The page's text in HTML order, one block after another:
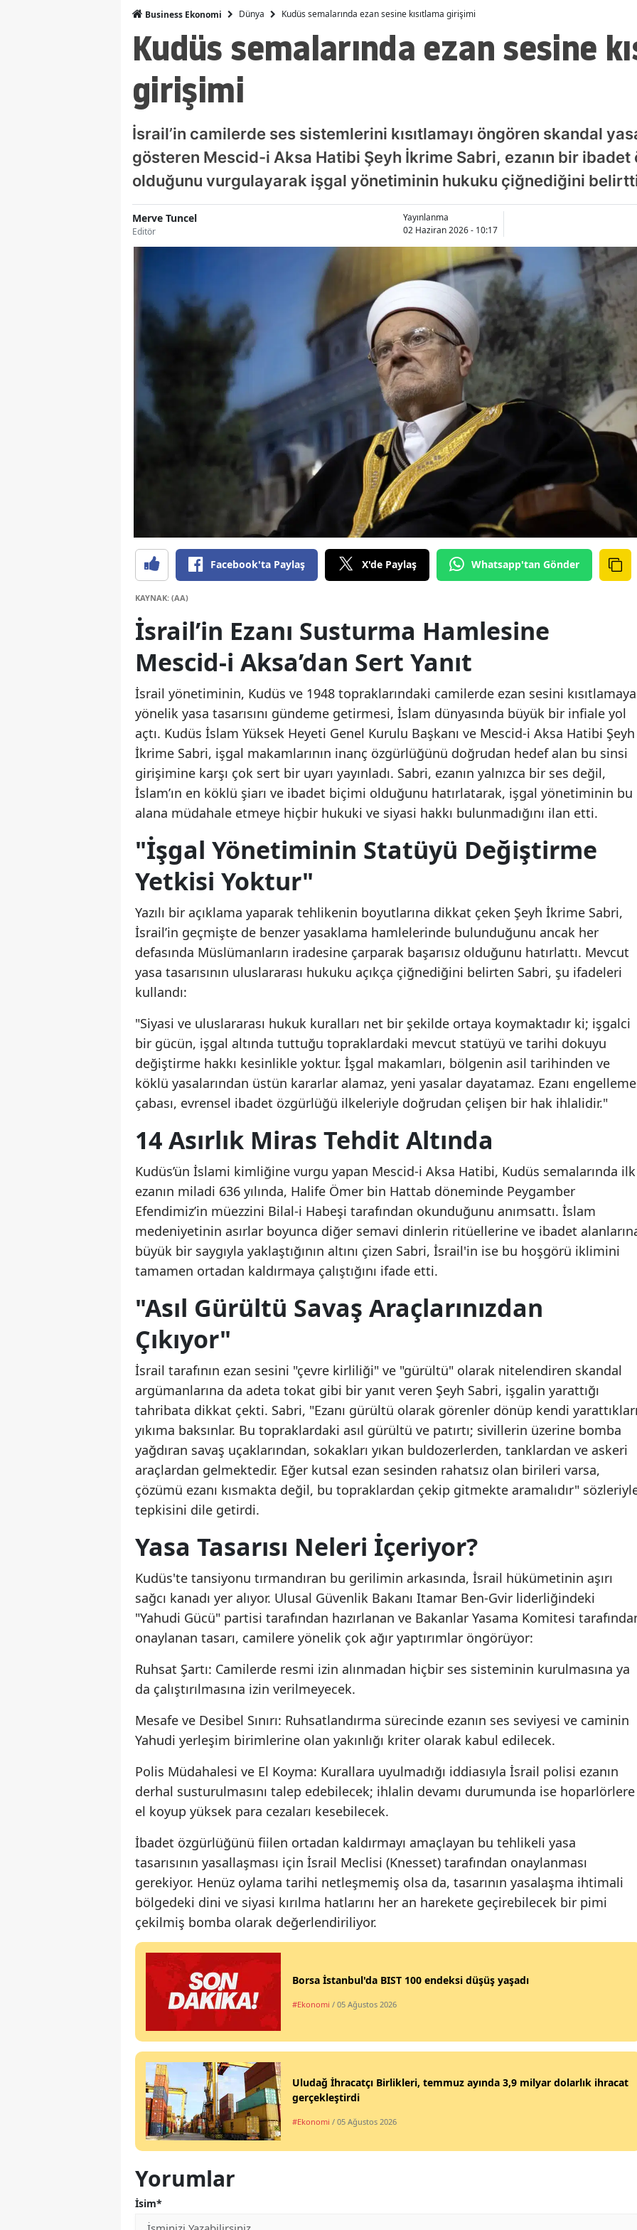
Business Ekonomi Dünya Kudüs semalarında ezan sesine kısıtlama girişimi
Kudüs semalarında ezan sesine
girişimi
İsrail’in camilerde ses sistemlerini kısıtlamayı öngören skandal
gösteren Mescid-i Aksa Hatibi Şeyh İkrime Sabri, ezanın bir ibadet
olduğunu vurgulayarak işgal yönetiminin hukuku çiğnediğini
Merve Tuncel
Editör
Yayınlanma
02 Haziran 2026 - 10:17
Facebook'ta Paylaş X'de Paylaş Whatsapp'tan Gönder
KAYNAK: (AA)
İsrail’in Ezanı Susturma Hamlesine
Mescid-i Aksa’dan Sert Yanıt
İsrail yönetiminin, Kudüs ve 1948 topraklarındaki camilerde ezan sesini kısıtlamaya
yönelik yasa tasarısını gündeme getirmesi, İslam dünyasında büyük bir infiale yol
açtı. Kudüs İslam Yüksek Heyeti Genel Kurulu Başkanı ve Mescid-i Aksa Hatibi Şeyh
İkrime Sabri, işgal makamlarının inanç özgürlüğünü doğrudan hedef alan bu sinsi
girişimine karşı çok sert bir uyarı yayınladı. Sabri, ezanın yalnızca bir ses değil,
İslam’ın en köklü şiarı ve ibadet biçimi olduğunu hatırlatarak, işgal yönetiminin bu
alana müdahale etmeye hiçbir hukuki ve siyasi hakkı bulunmadığını ilan etti.
"İşgal Yönetiminin Statüyü Değiştirme
Yetkisi Yoktur"
Yazılı bir açıklama yaparak tehlikenin boyutlarına dikkat çeken Şeyh İkrime Sabri,
İsrail’in geçmişte de benzer yasaklama hamlelerinde bulunduğunu ancak her
defasında Müslümanların iradesine çarparak başarısız olduğunu hatırlattı. Mevcut
yasa tasarısının uluslararası hukuku açıkça çiğnediğini belirten Sabri, şu ifadeleri
kullandı:
"Siyasi ve uluslararası hukuk kuralları net bir şekilde ortaya koymaktadır ki; işgalci
bir gücün, işgal altında tuttuğu topraklardaki mevcut statüyü ve tarihi dokuyu
değiştirme hakkı kesinlikle yoktur. İşgal makamları, bölgenin asil tarihinden ve
köklü yasalarından üstün kararlar alamaz, yeni yasalar dayatamaz. Ezanı engelleme
çabası, evrensel ibadet özgürlüğü ilkeleriyle doğrudan çelişen bir hak ihlalidir."
14 Asırlık Miras Tehdit Altında
Kudüs’ün İslami kimliğine vurgu yapan Mescid-i Aksa Hatibi, Kudüs semalarında ilk
ezanın miladi 636 yılında, Halife Ömer bin Hattab döneminde Peygamber
Efendimiz’in müezzini Bilal-i Habeşi tarafından okunduğunu anımsattı. İslam
medeniyetinin asırlar boyunca diğer semavi dinlerin ritüellerine ve ibadet
büyük bir saygıyla yaklaştığının altını çizen Sabri, İsrail'in ise bu hoşgörü iklimini
tamamen ortadan kaldırmaya çalıştığını ifade etti.
"Asıl Gürültü Savaş Araçlarınızdan
Çıkıyor"
İsrail tarafının ezan sesini "çevre kirliliği" ve "gürültü" olarak nitelendiren skandal
argümanlarına da adeta tokat gibi bir yanıt veren Şeyh Sabri, işgalin yarattığı
tahribata dikkat çekti. Sabri, "Ezanı gürültü olarak görenler dönüp kendi
yıkıma baksınlar. Bu topraklardaki asıl gürültü ve patırtı; sivillerin üzerine bomba
yağdıran savaş uçaklarından, sokakları yıkan buldozerlerden, tanklardan ve askeri
araçlardan gelmektedir. Eğer kutsal ezan sesinden rahatsız olan birileri varsa,
çözümü ezanı kısmakta değil, bu topraklardan çekip gitmekte aramalıdır"
tepkisini dile getirdi.
Yasa Tasarısı Neleri İçeriyor?
Kudüs'te tansiyonu tırmandıran bu gerilimin arkasında, İsrail hükümetinin aşırı
sağcı kanadı yer alıyor. Ulusal Güvenlik Bakanı Itamar Ben-Gvir liderliğindeki
"Yahudi Gücü" partisi tarafından hazırlanan ve Bakanlar Yasama Komitesi
onaylanan tasarı, camilere yönelik çok ağır yaptırımlar öngörüyor:
Ruhsat Şartı: Camilerde resmi izin alınmadan hiçbir ses sisteminin kurulmasına ya
da çalıştırılmasına izin verilmeyecek.
Mesafe ve Desibel Sınırı: Ruhsatlandırma sürecinde ezanın ses seviyesi ve caminin
Yahudi yerleşim birimlerine olan yakınlığı kriter olarak kabul edilecek.
Polis Müdahalesi ve El Koyma: Kurallara uyulmadığı iddiasıyla İsrail polisi ezanın
derhal susturulmasını talep edebilecek; ihlalin devamı durumunda ise hoparlörlere
el koyup yüksek para cezaları kesebilecek.
İbadet özgürlüğünü fiilen ortadan kaldırmayı amaçlayan bu tehlikeli yasa
tasarısının yasallaşması için İsrail Meclisi (Knesset) tarafından onaylanması
gerekiyor. Henüz oylama tarihi netleşmemiş olsa da, tasarının yasalaşma ihtimali
bölgedeki dini ve siyasi kırılma hatlarını her an harekete geçirebilecek bir pimi
çekilmiş bomba olarak değerlendiriliyor.
Borsa İstanbul'da BIST 100 endeksi düşüş yaşadı
#Ekonomi / 05 Ağustos 2026
Uludağ İhracatçı Birlikleri, temmuz ayında 3,9 milyar dolarlık ihracat
gerçekleştirdi
#Ekonomi / 05 Ağustos 2026
Yorumlar
İsim*